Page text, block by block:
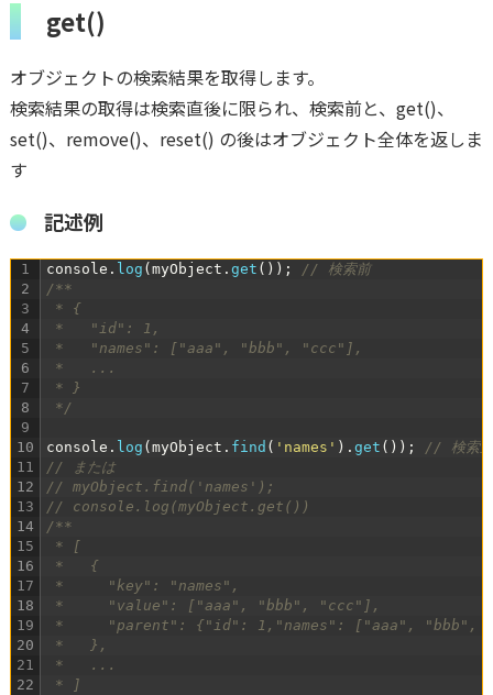
get()
オブジェクトの検索結果を取得します。
検索結果の取得は検索直後に限られ、検索前と、get()、
set()、remove()、reset() の後はオブジェクト全体を返しま
す
記述例
1
2
3
4
5
6
7
8
9
10
11
12
13
14
15
16
17
18
19
20
21
22
console . log ( myObject . get ( ) ) ;
// 検索前
/**
* {
*   "id": 1,
*   "names": ["aaa", "bbb", "ccc"],
*   ...
* }
*/
console . log ( myObject . find ( 'names' ) . get ( ) ) ;
// 検索
// または
// myObject.find('names');
// console.log(myObject.get())
/**
* [
*   {
*     "key": "names",
*     "value": ["aaa", "bbb", "ccc"],
*     "parent": {"id": 1,"names": ["aaa",
*   },
*   ...
* ]